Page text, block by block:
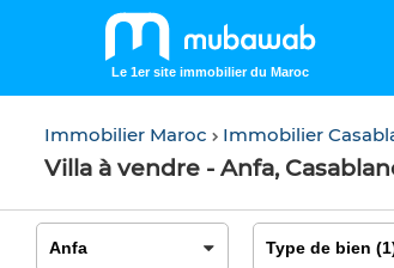
Le 1er site immobilier du Maroc
Immobilier Maroc Immobilier
Villa à vendre - Anfa,